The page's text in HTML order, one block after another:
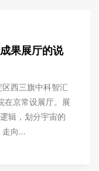
果展厅的说
西三旗中科智汇
在京常设展厅。展
辑，划分宇宙的
向...